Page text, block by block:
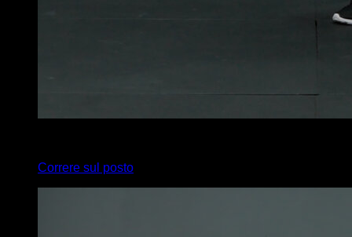
Correre sul posto